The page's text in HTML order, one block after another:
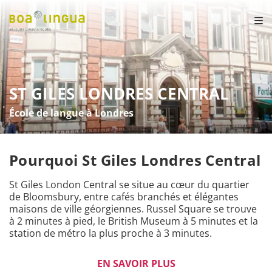
ST GILES LONDRES CENTRAL
École de langue à Londres
Pourquoi St Giles Londres Central
St Giles London Central se situe au cœur du quartier
de Bloomsbury, entre cafés branchés et élégantes
maisons de ville géorgiennes. Russel Square se trouve
à 2 minutes à pied, le British Museum à 5 minutes et la
station de métro la plus proche à 3 minutes.
De nombreux étudiants profitent des ateliers
EN SAVOIR PLUS